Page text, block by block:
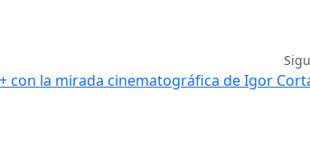
con la mirada cinematográfica de Igor